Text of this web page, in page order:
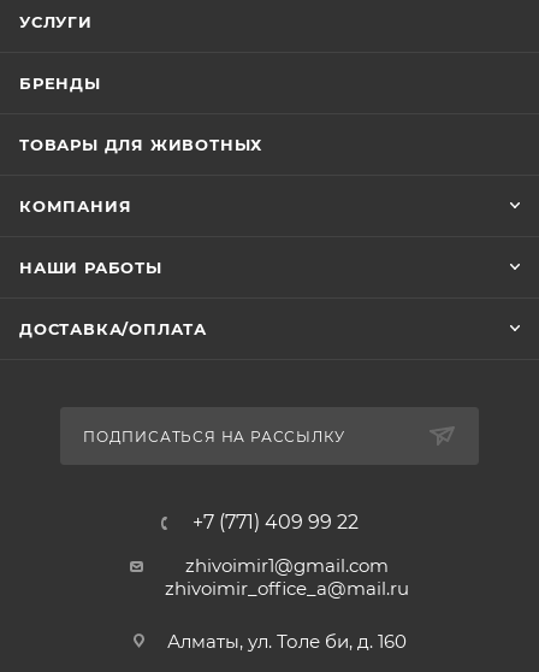
УСЛУГИ
БРЕНДЫ
ТОВАРЫ ДЛЯ ЖИВОТНЫХ
КОМПАНИЯ
НАШИ РАБОТЫ
ДОСТАВКА/ОПЛАТА
ПОДПИСАТЬСЯ НА РАССЫЛКУ
+7 (771) 409 99 22
zhivoimir1@gmail.com
zhivoimir_office_a@mail.ru
Алматы, ул. Толе би, д. 160